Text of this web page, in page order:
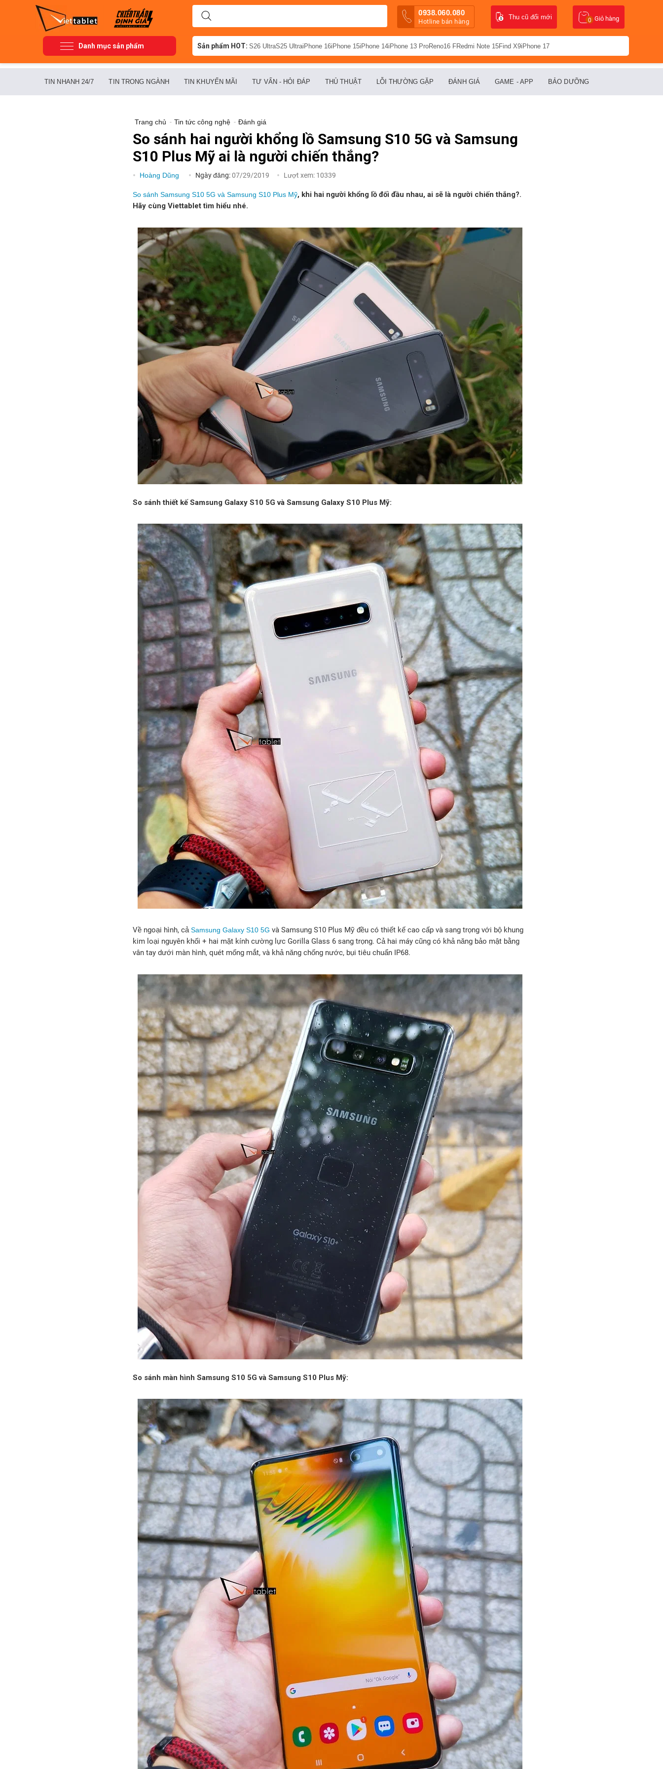
0938.060.080
Hotline bán hàng Giỏ hàng
0
Thu cũ đổi mới
Danh mục sản phẩm Sản phẩm HOT: S26 UltraS25 UltraiPhone 16iPhone 15iPhone 14iPhone 13 ProReno16 FRedmi Note 15Find X9iPhone 17
TIN NHANH 24/7 TIN TRONG NGÀNH TIN KHUYẾN MÃI TƯ VẤN - HỎI ĐÁP THỦ THUẬT LỖI THƯỜNG GẶP ĐÁNH GIÁ GAME - APP BẢO DƯỠNG
Trang chủ - Tin tức công nghệ - Đánh giá
So sánh hai người khổng lồ Samsung S10 5G và Samsung
S10 Plus Mỹ ai là người chiến thắng?
Hoàng Dũng Ngày đăng:07/29/2019 Lượt xem: 10339
So sánh Samsung S10 5G và Samsung S10 Plus Mỹ, khi hai người khổng lồ đối đầu nhau, ai sẽ là người chiến thắng?.
Hãy cùng Viettablet tìm hiểu nhé.
So sánh thiết kế Samsung Galaxy S10 5G và Samsung Galaxy S10 Plus Mỹ:
Về ngoại hình, cảSamsung Galaxy S10 5G và Samsung S10 Plus Mỹ đều có thiết kế cao cấp và sang trọng với bộ khung
kim loại nguyên khối + hai mặt kính cường lực Gorilla Glass 6 sang trọng. Cả hai máy cũng có khả năng bảo mật bằng
vân tay dưới màn hình, quét mống mắt, và khả năng chống nước, bụi tiêu chuẩn IP68.
So sánh màn hình Samsung S10 5G và Samsung S10 Plus Mỹ: